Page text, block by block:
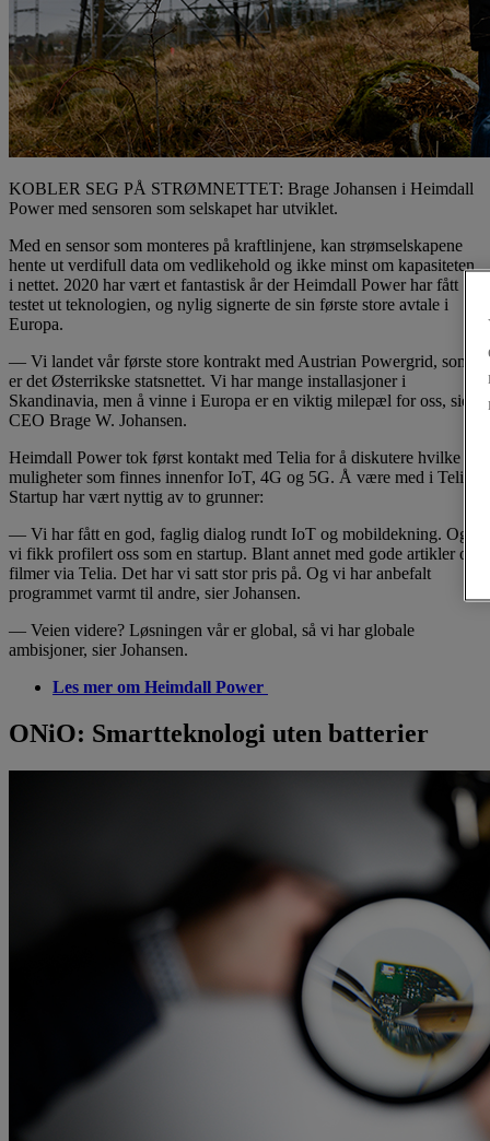
KOBLER SEG PÅ STRØMNETTET: Brage Johansen i Heimdall
Power med sensoren som selskapet har utviklet.
Med en sensor som monteres på kraftlinjene, kan strømselskapene
hente ut verdifull data om vedlikehold og ikke minst om kapasiteten
i nettet. 2020 har vært et fantastisk år der Heimdall Power har fått
testet ut teknologien, og nylig signerte de sin første store avtale i
Europa.
— Vi landet vår første store kontrakt med Austrian Powergrid, som
er det Østerrikske statsnettet. Vi har mange installasjoner i
Skandinavia, men å vinne i Europa er en viktig milepæl for oss, sier
CEO Brage W. Johansen.
Heimdall Power tok først kontakt med Telia for å diskutere hvilke
muligheter som finnes innenfor IoT, 4G og 5G. Å være med i Telia
Startup har vært nyttig av to grunner:
— Vi har fått en god, faglig dialog rundt IoT og mobildekning. Og
vi fikk profilert oss som en startup. Blant annet med gode artikler og
filmer via Telia. Det har vi satt stor pris på. Og vi har anbefalt
programmet varmt til andre, sier Johansen.
— Veien videre? Løsningen vår er global, så vi har globale
ambisjoner, sier Johansen.
Les mer om Heimdall Power
ONiO: Smartteknologi uten batterier